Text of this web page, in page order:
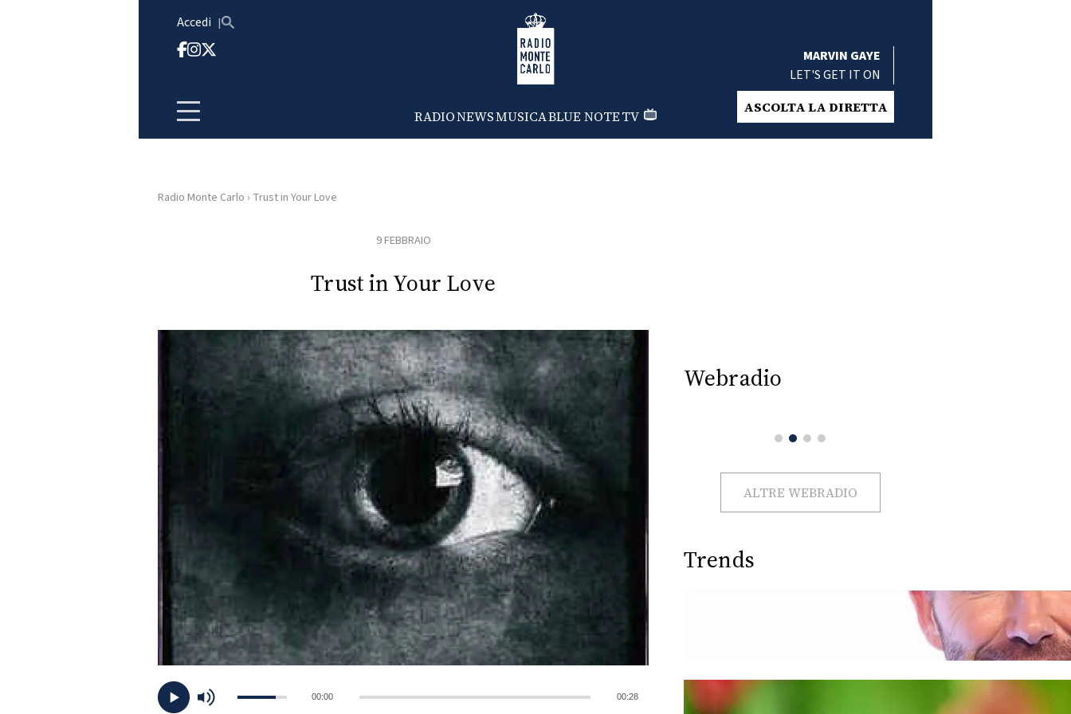
Accedi Radio Monte Carlo
RADIONEWSMUSICABLUE NOTETV
MARVIN GAYE
LET'S GET IT ON
ASCOLTA LA DIRETTA
RADIO
PLAYLIST
NEWS
EVENTI
VIDEO
TV
PRINCIPATO
Radio Monte Carlo › Trust in Your Love
9 FEBBRAIO
Trust in Your Love
00:00 00:28
Webradio
ALTRE WEBRADIO
Trends